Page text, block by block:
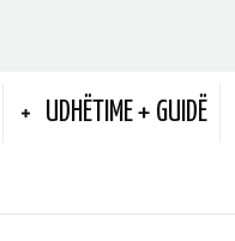
UDHËTIME + GUIDË